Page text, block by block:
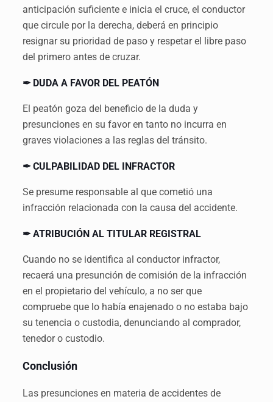
anticipación suficiente e inicia el cruce, el conductor
que circule por la derecha, deberá en principio
resignar su prioridad de paso y respetar el libre paso
del primero antes de cruzar.
✒ DUDA A FAVOR DEL PEATÓN
El peatón goza del beneficio de la duda y
presunciones en su favor en tanto no incurra en
graves violaciones a las reglas del tránsito.
✒ CULPABILIDAD DEL INFRACTOR
Se presume responsable al que cometió una
infracción relacionada con la causa del accidente.
✒ ATRIBUCIÓN AL TITULAR REGISTRAL
Cuando no se identifica al conductor infractor,
recaerá una presunción de comisión de la infracción
en el propietario del vehículo, a no ser que
compruebe que lo había enajenado o no estaba bajo
su tenencia o custodia, denunciando al comprador,
tenedor o custodio.
Conclusión
Las presunciones en materia de accidentes de